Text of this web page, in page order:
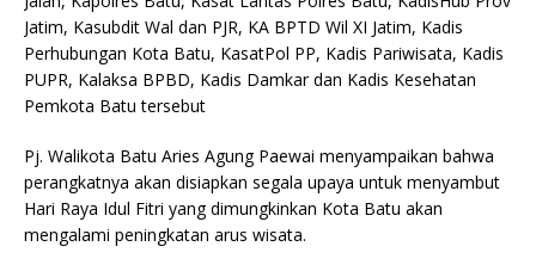
Jatim, Kasubdit Wal dan PJR, KA BPTD Wil XI Jatim, Kadis
Perhubungan Kota Batu, KasatPol PP, Kadis Pariwisata, Kadis
PUPR, Kalaksa BPBD, Kadis Damkar dan Kadis Kesehatan
Pemkota Batu tersebut
Pj. Walikota Batu Aries Agung Paewai menyampaikan bahwa
perangkatnya akan disiapkan segala upaya untuk menyambut
Hari Raya Idul Fitri yang dimungkinkan Kota Batu akan
mengalami peningkatan arus wisata.